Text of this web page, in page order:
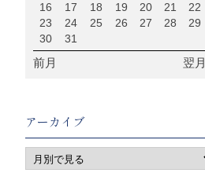
16
17 18 19 20 21
22
23
24 25 26 27 28
29
30
31
前月 翌月
アーカイブ